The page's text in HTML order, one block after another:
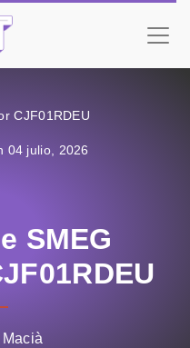
CJF01RDEU
04 julio, 2026
SMEG